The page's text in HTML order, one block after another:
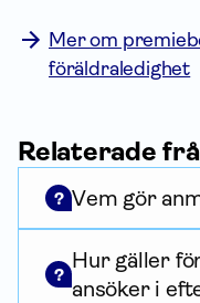
Mer om
föräldraledighet
Relaterade
? Vem gör
?
Hur gäller
ansöker i